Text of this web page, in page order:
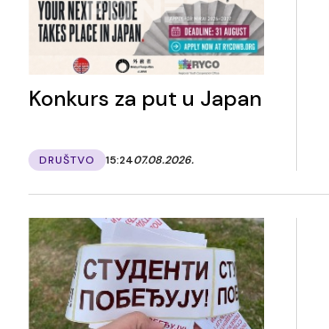
Konkurs za put u Japan
DRUŠTVO 15:2407.08.2026.